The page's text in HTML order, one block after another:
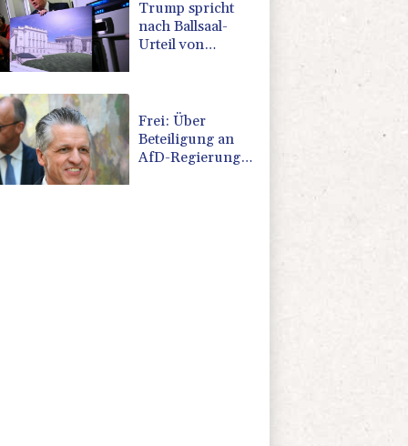
Trump spricht
nach Ballsaal-
Urteil von
Frei: Über
Beteiligung an
AfD-Regierung